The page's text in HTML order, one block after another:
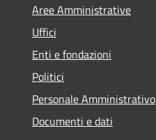
Aree Amministrative
Uffici
Enti e fondazioni
Politici
Personale Amministrativo
Documenti e dati